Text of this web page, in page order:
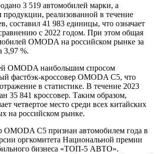
3 519 автомобилей марки, а
реализованной в течение
составил 41 983 единицы, что означает
с 2022 годом. При этом общая
OMODA на российском рынке за
3,97 %.
OMODA наибольшим спросом
фастбэк-кроссовер OMODA C5, что
в статистике. В течение 2023
35 841 кроссовер. Таким образом,
четвертое место среди всех китайских
на российском рынке.
OMODA C5 признан автомобилем года в
оргкомитета Национальной премии
бизнеса «ТОП-5 АВТО».